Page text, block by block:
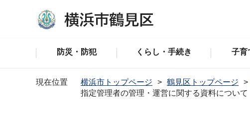
防災・防犯 くらし・手続き 子育
現在位置 横浜市トップページ 鶴見区トップページ
指定管理者の管理・運営に関する資料について